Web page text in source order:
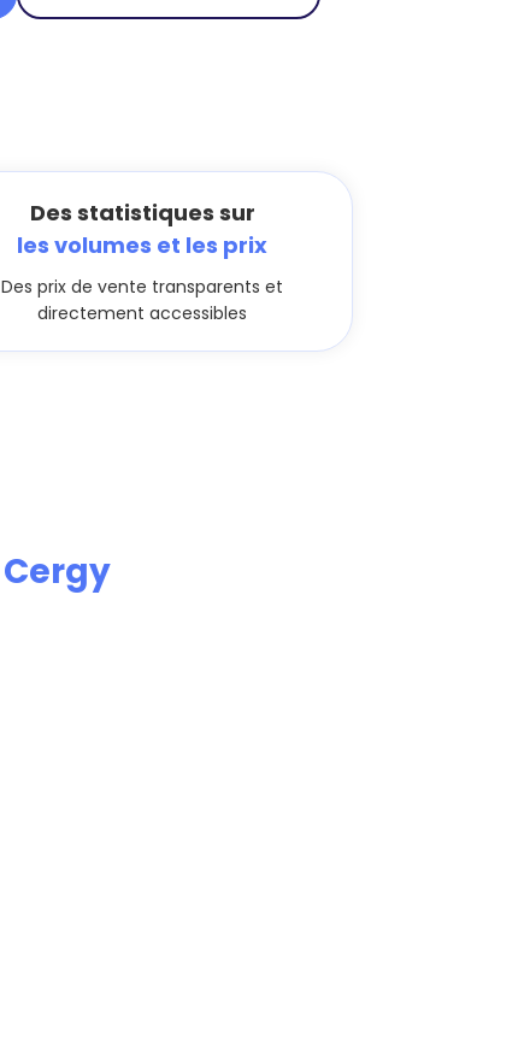
Des statistiques sur
les volumes et les prix
Des prix de vente transparents et
directement accessibles
Cergy